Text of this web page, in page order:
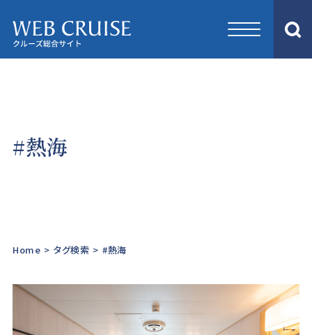
#熱海
Home > タグ検索 > #熱海